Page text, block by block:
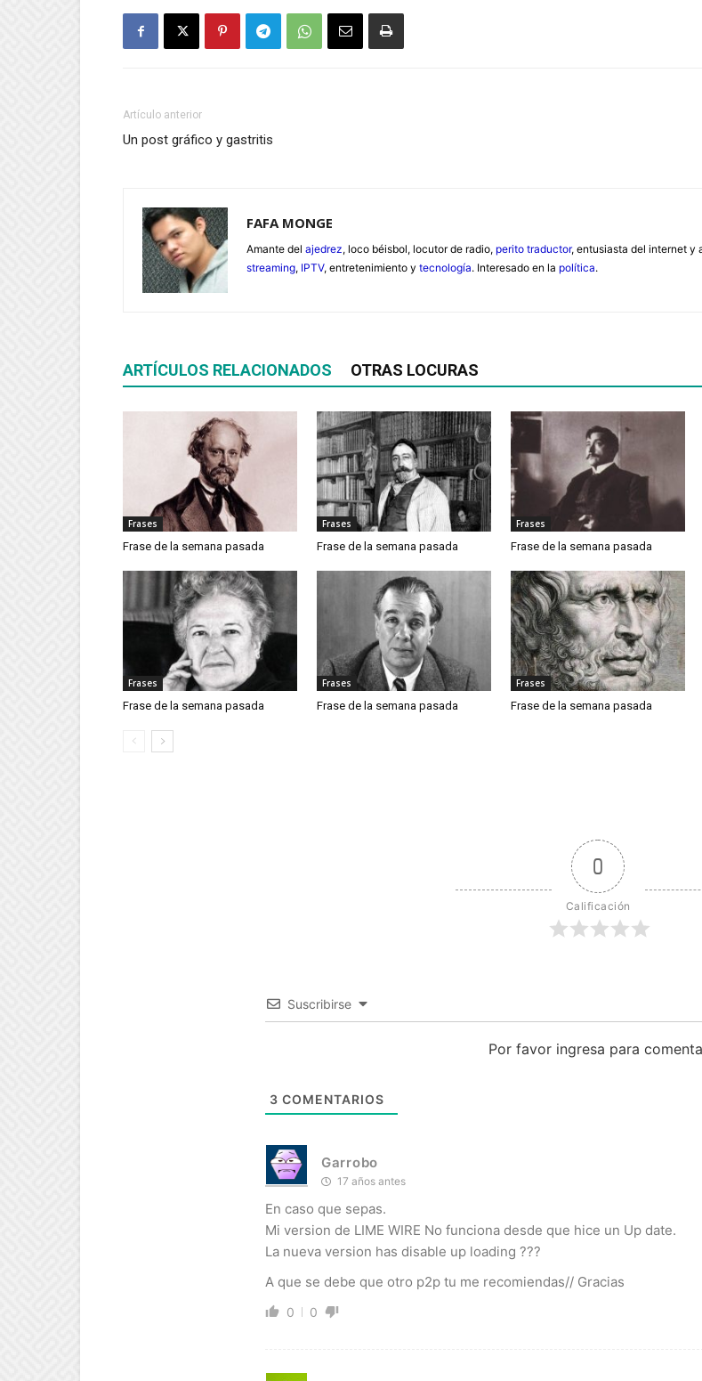
Artículo anterior
Un post gráfico y gastritis
FAFA MONGE
Amante del ajedrez, loco béisbol, locutor de radio, perito traductor, entusiasta del internet y
streaming, IPTV, entretenimiento y tecnología. Interesado en la política.
ARTÍCULOS RELACIONADOS OTRAS LOCURAS
Frases
Frase de la semana pasada
Frases
Frase de la semana pasada
Frases
Frase de la semana pasada
Frases
Frase de la semana pasada
Frases
Frase de la semana pasada
Frases
Frase de la semana pasada
0
Calificación
Suscribirse
Por favor ingresa para
3 COMENTARIOS
Garrobo
17 años antes
En caso que sepas.
Mi version de LIME WIRE No funciona desde que hice un Up date.
La nueva version has disable up loading ???
A que se debe que otro p2p tu me recomiendas// Gracias
0 0